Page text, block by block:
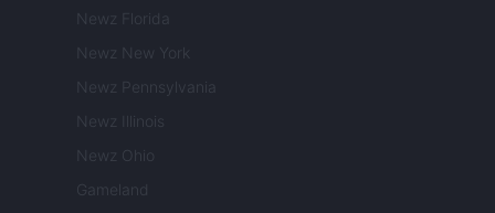
Newz Florida
Newz New York
Newz Pennsylvania
Newz Illinois
Newz Ohio
Gameland